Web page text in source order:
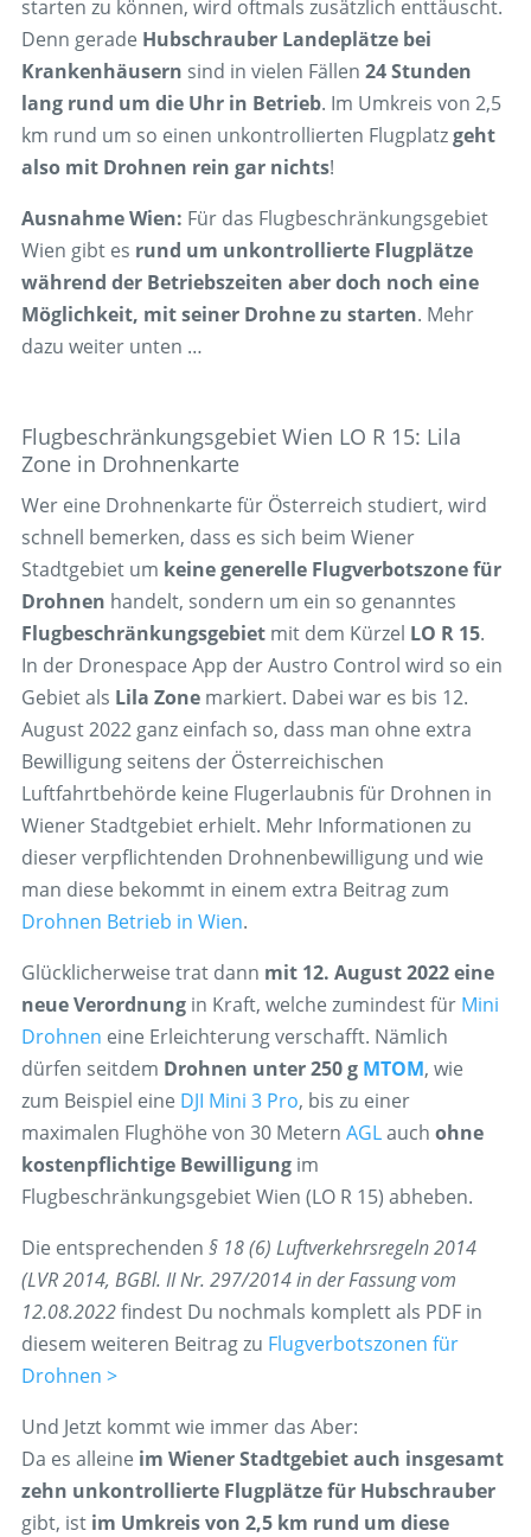
starten zu können, wird oftmals zusätzlich enttäuscht.
Denn gerade Hubschrauber Landeplätze bei
Krankenhäusern sind in vielen Fällen 24 Stunden
lang rund um die Uhr in Betrieb. Im Umkreis von 2,5
km rund um so einen unkontrollierten Flugplatzgeht
also mit Drohnen rein gar nichts!
Ausnahme Wien: Für das Flugbeschränkungsgebiet
Wien gibt es rund um unkontrollierte Flugplätze
während der Betriebszeiten aber doch noch eine
Möglichkeit, mit seiner Drohne zu starten. Mehr
dazu weiter unten …
Flugbeschränkungsgebiet Wien LO R 15: Lila
Zone in Drohnenkarte
Wer eine Drohnenkarte für Österreich studiert, wird
schnell bemerken, dass es sich beim Wiener
Stadtgebiet um keine generelle Flugverbotszone für
Drohnen handelt, sondern um ein so genanntes
Flugbeschränkungsgebietmit dem Kürzel LO R 15.
In der Dronespace App der Austro Control wird so ein
Gebiet als Lila Zonemarkiert. Dabei war es bis 12.
August 2022 ganz einfach so, dass man ohne extra
Bewilligung seitens der Österreichischen
Luftfahrtbehörde keine Flugerlaubnis für Drohnen in
Wiener Stadtgebiet erhielt. Mehr Informationen zu
dieser verpflichtenden Drohnenbewilligung und wie
man diese bekommt in einem extra Beitrag zum
Drohnen Betrieb in Wien.
Glücklicherweise trat dann mit 12. August 2022 eine
neue Verordnungin Kraft, welche zumindest für Mini
Drohnen eine Erleichterung verschafft. Nämlich
dürfen seitdem Drohnen unter 250 g MTOM, wie
zum Beispiel eine DJI Mini 3 Pro, bis zu einer
maximalen Flughöhe von 30 Metern AGLauch ohne
kostenpflichtige Bewilligungim
Flugbeschränkungsgebiet Wien (LO R 15) abheben.
Die entsprechenden § 18 (6) Luftverkehrsregeln 2014
(LVR 2014, BGBl. II Nr. 297/2014 in der Fassung vom
12.08.2022findest Du nochmals komplett als PDF in
diesem weiteren Beitrag zu Flugverbotszonen für
Drohnen >
Und Jetzt kommt wie immer das Aber:
Da es alleine im Wiener Stadtgebiet auch insgesamt
zehn unkontrollierte Flugplätze für Hubschrauber
gibt, ist im Umkreis von 2,5 km rund um diese